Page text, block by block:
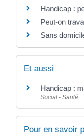
Handicap :
Peut-on
Sans
Et aussi
Handicap :
Social - Santé
Pour en savoir